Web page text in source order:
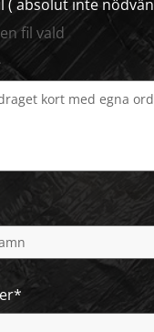
( absolut inte
fil vald